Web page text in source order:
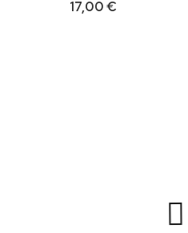
17,00€